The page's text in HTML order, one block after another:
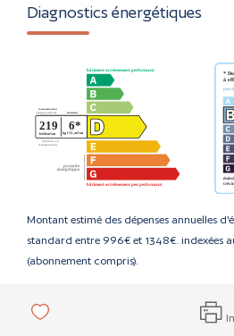
Diagnostics énergétiques
Montant estimé des dépenses annuelles
standard entre 996€ et 1348€. indexées
(abonnement compris).